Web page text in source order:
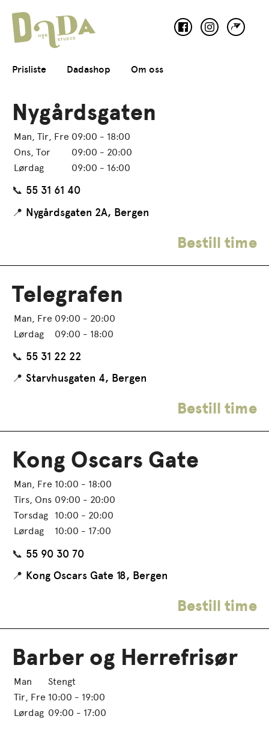
Dada Hårstudio
Prisliste Dadashop Om oss
Nygårdsgaten
Man, Tir, Fre 09:00 - 18:00
Ons, Tor
09:00 - 20:00
Lørdag
09:00 - 16:00
📞 55 31 61 40
📍 Nygårdsgaten 2A, Bergen
Bestill time
Telegrafen
Man, Fre 09:00 - 20:00
Lørdag
09:00 - 18:00
📞 55 31 22 22
📍 Starvhusgaten 4, Bergen
Bestill time
Kong Oscars Gate
Man, Fre 10:00 - 18:00
Tirs, Ons 09:00 - 20:00
Torsdag 10:00 - 20:00
Lørdag
10:00 - 17:00
📞 55 90 30 70
📍 Kong Oscars Gate 18, Bergen
Bestill time
Barber og Herrefrisør
Man
Stengt
Tir, Fre 10:00 - 19:00
Lørdag 09:00 - 17:00